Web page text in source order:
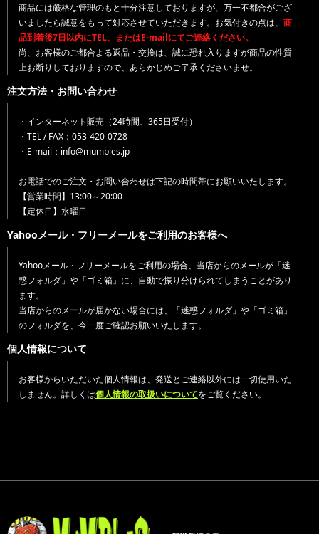
商品には厳格な管理のもと十分注意しておりますが、万一不都合がござ
いましたら誠意をもって対応させていただきます。お気付きの点は、 商
品到着後7日以内にTEL、またはE-mailにてご連絡ください。
尚、お客様のご都合よる返品・交換は、誠に恐れ入りますが商品の性質
上お断りしておりますので、あらかじめご了承くださいませ。
注文方法・お問い合わせ
・インターネット販売（24時間、365日受付）
・TEL / FAX：053-420-0728
・E-mail：info@mumbles.jp
お電話でのご注文・お問い合わせは下記の時間帯にお願いいたします。
【営業時間】13:00～20:00
【定休日】水曜日
Yahooメール・フリーメールをご利用のお客様へ
Yahooメール・フリーメールをご利用の場合、当店からのメールが「迷
惑フォルダ」や「ゴミ箱」に、自動で振り分けられてしまうことがあり
ます。
当店からのメールが届かない場合には、「迷惑フォルダ」や「ゴミ箱」
のフォルダを、今一度ご確認お願いいたします。
個人情報について
お客様からいただいた個人情報は、発送とご連絡以外には一切使用いた
しません。詳しくは個人情報の取扱いについてをご覧ください。